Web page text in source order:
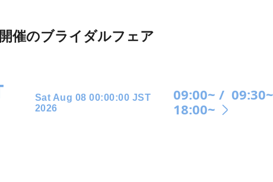
催のブライダルフェア
Sat Aug 08 00:00:00 JST
2026
09:00~ /
18:00~